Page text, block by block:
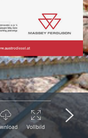
Vollbild